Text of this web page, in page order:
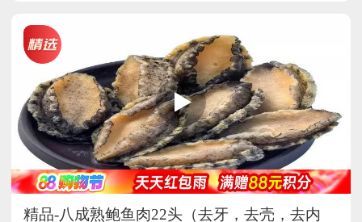
精品-八成熟鲍鱼肉22头（去牙，去壳，去内